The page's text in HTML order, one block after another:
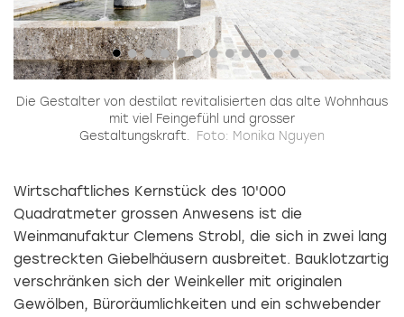
Die Gestalter von destilat revitalisierten das alte Wohnhaus
mit viel Feingefühl und grosser
Gestaltungskraft.
Foto: Monika Nguyen
Wirtschaftliches Kernstück des 10'000
Quadratmeter grossen Anwesens ist die
Weinmanufaktur Clemens Strobl, die sich in zwei lang
gestreckten Giebelhäusern ausbreitet. Bauklotzartig
verschränken sich der Weinkeller mit originalen
Gewölben, Büroräumlichkeiten und ein schwebender